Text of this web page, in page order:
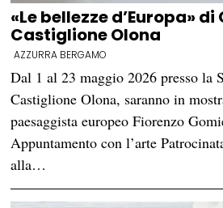
«Le bellezze d’Europa» di
Castiglione Olona
AZZURRA BERGAMO
Dal 1 al 23 maggio 2026 presso la
Castiglione Olona, saranno in
paesaggista europeo Fiorenzo
Appuntamento con l’arte
alla…